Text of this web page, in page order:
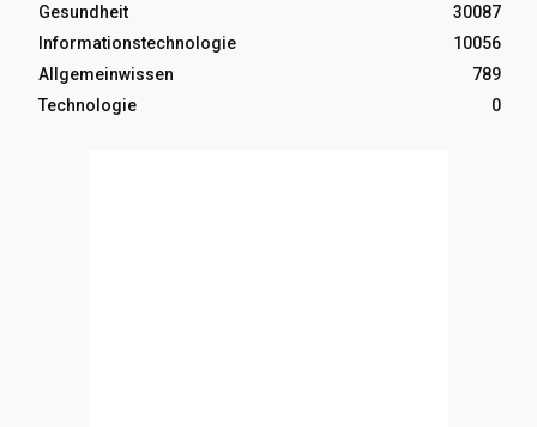
Gesundheit
30087
Informationstechnologie
10056
Allgemeinwissen
789
Technologie
0